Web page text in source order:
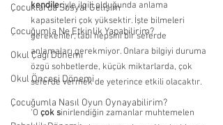
Çocuklarda Sosyal Gelişim
Çocuğumla Ne Etkinlik Yapabilirim?
Okul Çağı Dönemi
Okul Öncesi Dönemi
Çocuğumla Nasıl Oyun Oynayabilirim?
kendileriyle ilgili olduğunda anlama
kapasiteleri çok yüksektir. İşte bilmeleri
gerekenler, tabi hepsini bir seferde
anlamaları gerekmiyor. Onlara bilgiyi duruma
özgü sohbetlerde, küçük miktarlarda, çok
seferde vermek de yeterince etkili olacaktır.
‘O çok sinirlendiğin zamanlar muhtemelen